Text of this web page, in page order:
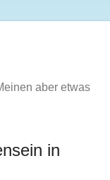
aber etwas
in